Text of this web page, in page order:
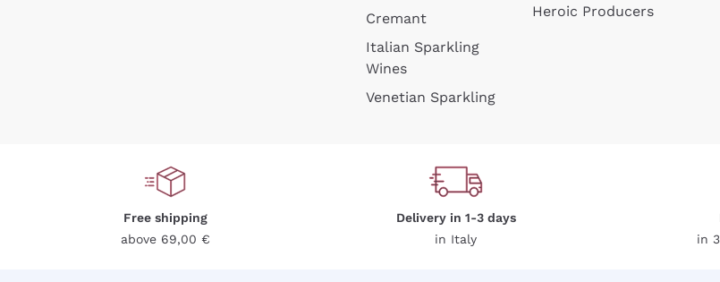
Cremant
Italian Sparkling
Wines
Venetian Sparkling
Heroic Producers
Free shipping
above 69,00 €
Delivery in 1-3 days
in Italy
in